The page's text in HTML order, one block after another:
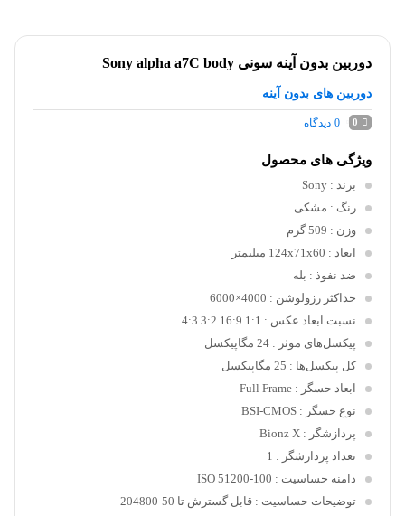
دوربین بدون آینه سونی Sony alpha a7C body
دوربین های بدون آینه
0
0 دیدگاه
ویژگی های محصول
برند : Sony
رنگ : مشکی
وزن : 509 گرم
ابعاد : 124x71x60 میلیمتر
ضد نفوذ : بله
حداکثر رزولوشن : 4000×6000
نسبت ابعاد عکس : 1:1 16:9 3:2 4:3
پیکسل‌های موثر : 24 مگاپیکسل
کل پیکسل‌ها : 25 مگاپیکسل
ابعاد حسگر : Full Frame
نوع حسگر : BSI-CMOS
پردازشگر : Bionz X
تعداد پردازشگر : 1
دامنه حساسیت : 100-51200 ISO
توضیحات حساسیت : قابل گسترش تا 50-204800